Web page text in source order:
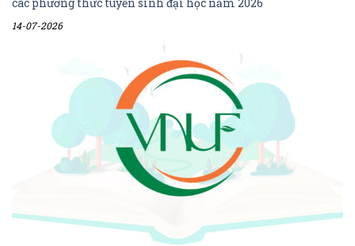
các phương thức tuyển sinh đại học năm 2026
14-07-2026